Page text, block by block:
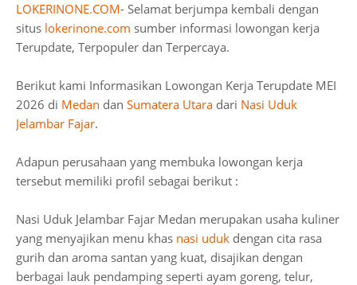
LOKERINONE.COM- Selamat berjumpa kembali dengan
situs lokerinone.com sumber informasi lowongan kerja
Terupdate, Terpopuler dan Terpercaya.
Berikut kami Informasikan Lowongan Kerja Terupdate MEI
2026 di Medan dan Sumatera Utara dari Nasi Uduk
Jelambar Fajar.
Adapun perusahaan yang membuka lowongan kerja
tersebut memiliki profil sebagai berikut :
Nasi Uduk Jelambar Fajar Medan merupakan usaha kuliner
yang menyajikan menu khas nasi uduk dengan cita rasa
gurih dan aroma santan yang kuat, disajikan dengan
berbagai lauk pendamping seperti ayam goreng, telur,